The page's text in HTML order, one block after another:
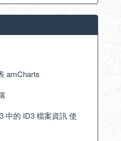
amCharts
中的 ID3 檔案資訊 使